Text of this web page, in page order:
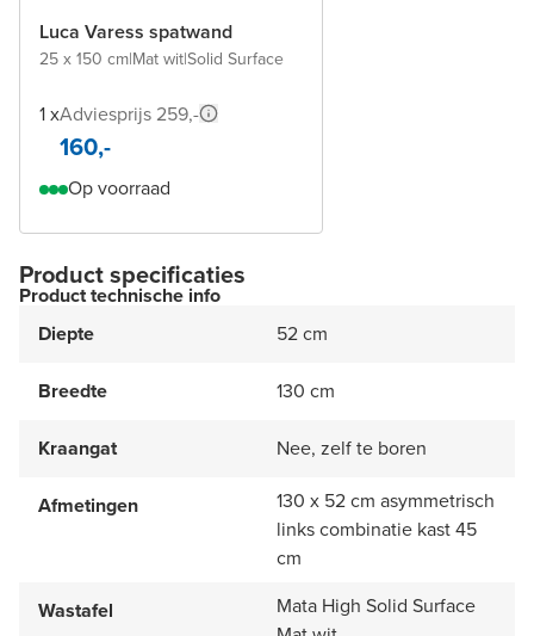
Luca Varess spatwand
25 x 150 cm|Mat wit|Solid Surface
1 xAdviesprijs 259,-
160,-
Op voorraad
Product specificaties
Product technische info
Diepte
52 cm
Breedte 130 cm
Kraangat Nee, zelf te boren
Afmetingen
130 x 52 cm asymmetrisch
links combinatie kast 45
cm
Wastafel
Mata High Solid Surface